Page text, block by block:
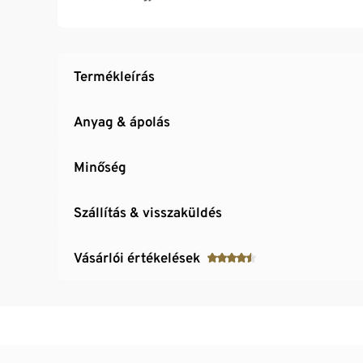
Patentgombokkal állítható kézelő
Termékleírás
Anyag & ápolás
Minőség
Szállítás & visszaküldés
Vásárlói értékelések